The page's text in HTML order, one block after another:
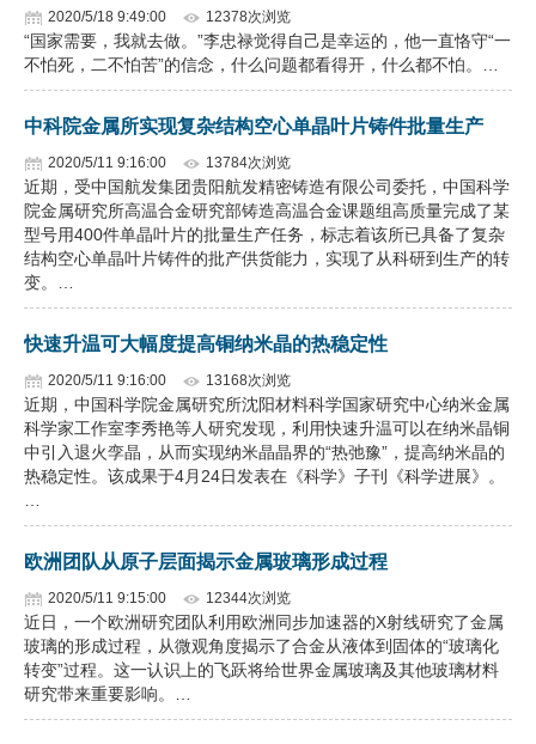
2020/5/18 9:49:00 12378次浏览
“国家需要，我就去做。”李忠禄觉得自己是幸运的，他一直恪守“一
不怕死，二不怕苦”的信念，什么问题都看得开，什么都不怕。…
中科院金属所实现复杂结构空心单晶叶片铸件批量生产
2020/5/11 9:16:00 13784次浏览
近期，受中国航发集团贵阳航发精密铸造有限公司委托，中国科学
院金属研究所高温合金研究部铸造高温合金课题组高质量完成了某
型号用400件单晶叶片的批量生产任务，标志着该所已具备了复杂
结构空心单晶叶片铸件的批产供货能力，实现了从科研到生产的转
变。…
快速升温可大幅度提高铜纳米晶的热稳定性
2020/5/11 9:16:00 13168次浏览
近期，中国科学院金属研究所沈阳材料科学国家研究中心纳米金属
科学家工作室李秀艳等人研究发现，利用快速升温可以在纳米晶铜
中引入退火孪晶，从而实现纳米晶晶界的“热弛豫”，提高纳米晶的
热稳定性。该成果于4月24日发表在《科学》子刊《科学进展》。
欧洲团队从原子层面揭示金属玻璃形成过程
2020/5/11 9:15:00 12344次浏览
近日，一个欧洲研究团队利用欧洲同步加速器的X射线研究了金属
玻璃的形成过程，从微观角度揭示了合金从液体到固体的“玻璃化
转变”过程。这一认识上的飞跃将给世界金属玻璃及其他玻璃材料
研究带来重要影响。…